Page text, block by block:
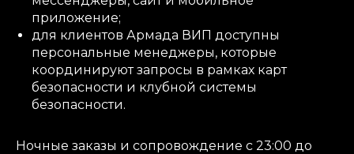
приложение;
для клиентов Армада ВИП доступны
персональные менеджеры, которые
координируют запросы в рамках карт
безопасности и клубной системы
безопасности.
Ночные заказы и сопровождение с 23:00 до